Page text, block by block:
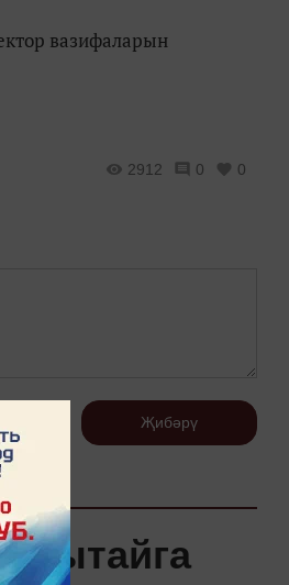
вазифаларын
2912 0 0
Җибәрү
Кытайга